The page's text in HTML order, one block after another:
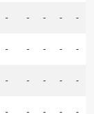
- - - - -
- - - - -
- - - - -
- - - - -